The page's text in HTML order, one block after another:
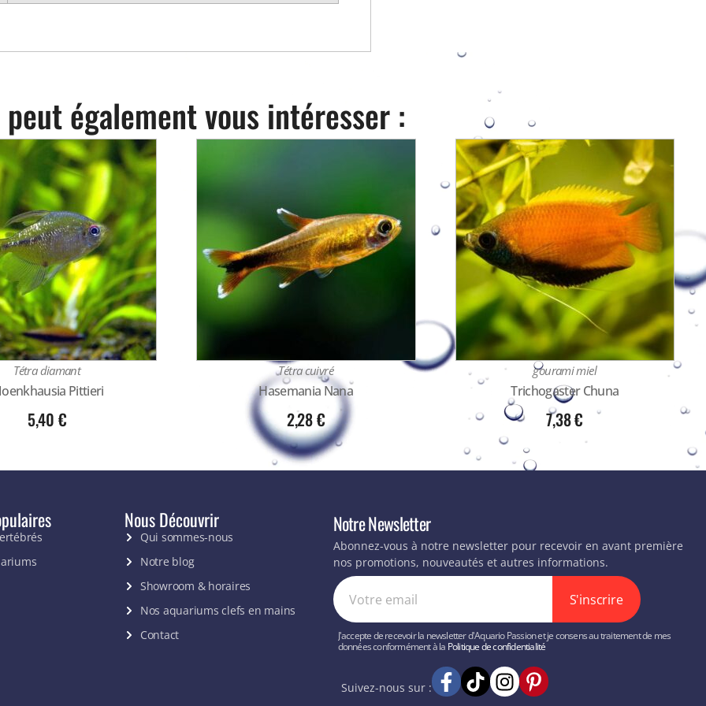
peut également vous intéresser :
Tétra diamant
Pittieri
5,40 €
Tétra cuivré
Hasemania Nana
2,28€
gourami miel
Trichogaster Chuna
7,38€
Nous Découvrir
Qui sommes-nous
Notre blog
Showroom & horaires
Nos aquariums clefs en mains
Contact
Notre Newsletter
Abonnez-vous à notre newsletter pour recevoir en avant première
nos promotions, nouveautés et autres informations.
J'accepte de recevoir la newsletter d'Aquario Passion et je consens au traitement de mes
données conformément à la Politique de confidentialité
S'inscrire
Suivez-nous sur :